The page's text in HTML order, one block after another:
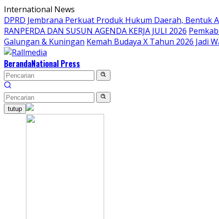
Langsung
ke
konten
International News
DPRD Jembrana Perkuat Produk Hukum Daerah, Bentuk
RANPERDA DAN SUSUN AGENDA KERJA JULI 2026
Galungan & Kuningan Kemah Budaya X Tahun 2026 Jadi
BerandaNational Press
tutup